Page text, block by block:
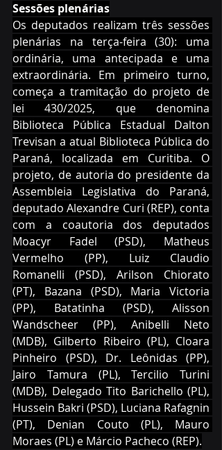
Sessões plenárias
Os deputados realizam três sessões
plenárias na terça-feira (30): uma
ordinária, uma antecipada e uma
extraordinária. Em primeiro turno,
começa a tramitação do projeto de
lei 430/2025, que denomina
Biblioteca Pública Estadual Dalton
Trevisan a atual Biblioteca Pública do
Paraná, localizada em Curitiba. O
projeto, de autoria do presidente da
Assembleia Legislativa do Paraná,
deputado Alexandre Curi (REP), conta
com a coautoria dos deputados
Moacyr Fadel (PSD), Matheus
Vermelho (PP), Luiz Claudio
Romanelli (PSD), Arilson Chiorato
(PT), Bazana (PSD), Maria Victoria
(PP), Batatinha (PSD), Alisson
Wandscheer (PP), Anibelli Neto
(MDB), Gilberto Ribeiro (PL), Cloara
Pinheiro (PSD), Dr. Leônidas (PP),
Jairo Tamura (PL), Tercilio Turini
(MDB), Delegado Tito Barichello (PL),
Hussein Bakri (PSD), Luciana Rafagnin
(PT), Denian Couto (PL), Mauro
Moraes (PL) e Márcio Pacheco (REP).